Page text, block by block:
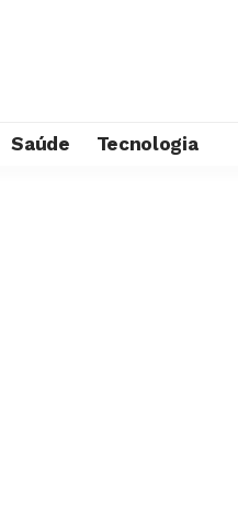
Saúde Tecnologia